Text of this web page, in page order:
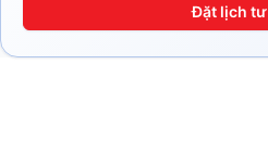
Đặt lịch tư